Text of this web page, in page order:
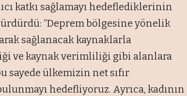
katkı sağlamayı hedeflediklerinin
“Deprem bölgesine yönelik
sağlanacak kaynaklarla
ve kaynak verimliliği gibi alanlara
sayede ülkemizin net sıfır
hedefliyoruz. Ayrıca, kadının